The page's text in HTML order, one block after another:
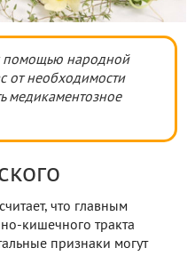
помощью народной
от необходимости
медикаментозное
что главным
кишечного тракта
признаки могут